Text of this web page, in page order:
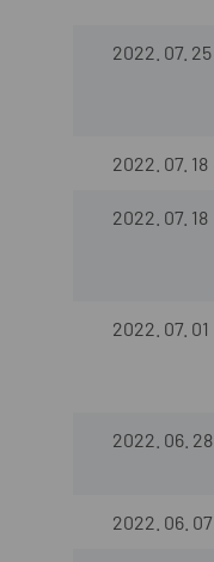
2022. 07. 25
2022. 07. 18
2022. 07. 18
2022. 07. 01
2022. 06. 28
2022. 06. 07